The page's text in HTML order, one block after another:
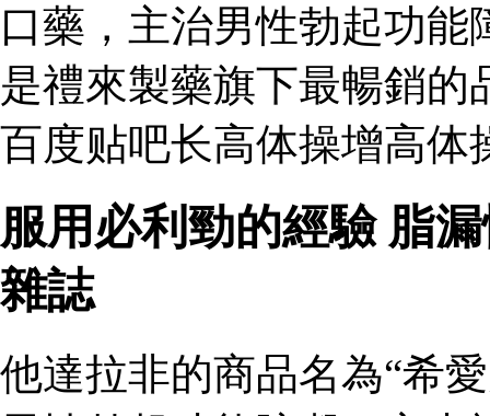
口藥，主治男性勃起功
是禮來製藥旗下最暢銷
百度贴吧长高体操增高体
服用必利勁的經驗 脂
雜誌
他達拉非的商品名為“希